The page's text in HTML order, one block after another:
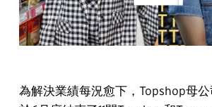
為解決業績每況愈下，Topshop母